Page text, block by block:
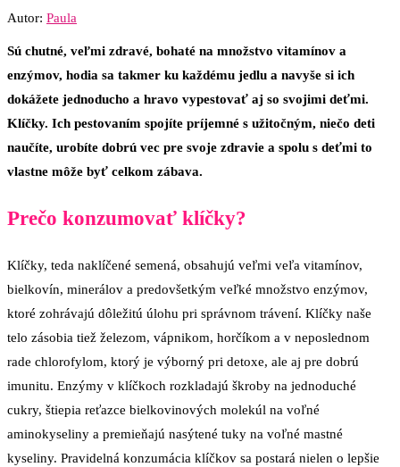
Autor: Paula
Sú chutné, veľmi zdravé, bohaté na množstvo vitamínov a
enzýmov, hodia sa takmer ku každému jedlu a navyše si ich
dokážete jednoducho a hravo vypestovať aj so svojimi deťmi.
Klíčky. Ich pestovaním spojíte príjemné s užitočným, niečo deti
naučíte, urobíte dobrú vec pre svoje zdravie a spolu s deťmi to
vlastne môže byť celkom zábava.
Prečo konzumovať klíčky?
Klíčky, teda naklíčené semená, obsahujú veľmi veľa vitamínov,
bielkovín, minerálov a predovšetkým veľké množstvo enzýmov,
ktoré zohrávajú dôležitú úlohu pri správnom trávení. Klíčky naše
telo zásobia tiež železom, vápnikom, horčíkom a v neposlednom
rade chlorofylom, ktorý je výborný pri detoxe, ale aj pre dobrú
imunitu. Enzýmy v klíčkoch rozkladajú škroby na jednoduché
cukry, štiepia reťazce bielkovinových molekúl na voľné
aminokyseliny a premieňajú nasýtené tuky na voľné mastné
kyseliny. Pravidelná konzumácia klíčkov sa postará nielen o lepšie